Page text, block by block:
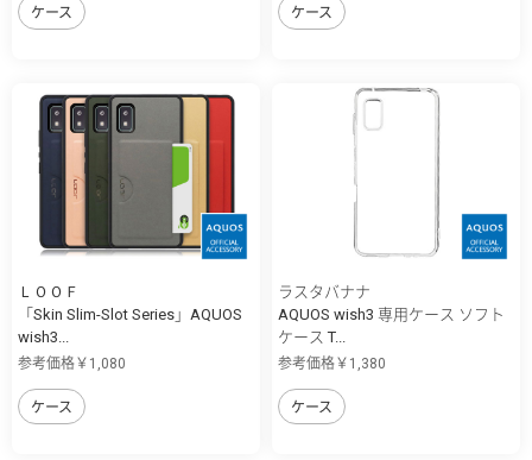
ケース ケース
ＬＯＯＦ
「Skin Slim-Slot Series」AQUOS
wish3...
参考価格￥1,080
ケース
ラスタバナナ
AQUOS wish3 専用ケース ソフト
ケース T...
参考価格￥1,380
ケース